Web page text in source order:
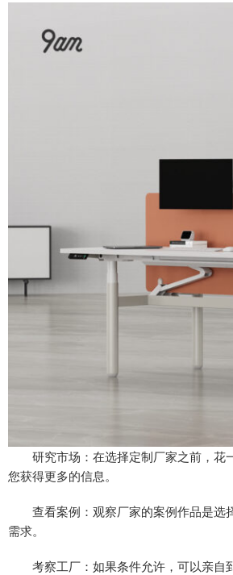
研究市场：在选择定制厂家之前，花
您获得更多的信息。
查看案例：观察厂家的案例作品是选
需求。
考察工厂：如果条件允许，可以亲自